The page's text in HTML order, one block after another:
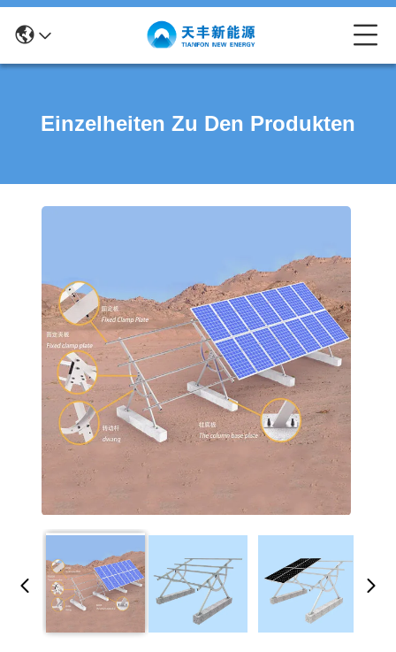
Einzelheiten Zu Den Produkten